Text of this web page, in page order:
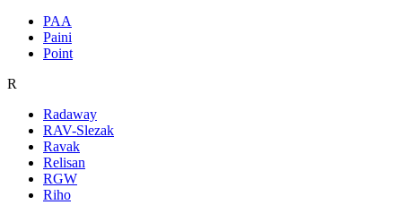
PAA
Paini
Point
R
Radaway
RAV-Slezak
Ravak
Relisan
RGW
Riho